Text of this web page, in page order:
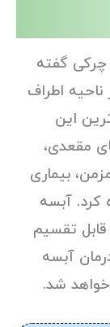
چرکی گفته
اطراف
این
مقعدی،
بیماری
کرد. آبسه
تقسیم
آبسه
شد.